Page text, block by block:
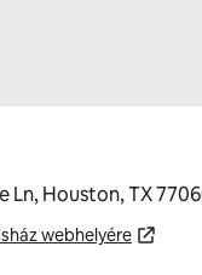
Ln, Houston, TX
webhelyére